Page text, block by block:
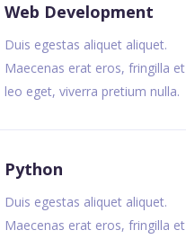
Web Development
Duis egestas aliquet aliquet.
Maecenas erat eros, fringilla et
leo eget, viverra pretium nulla.
Python
Duis egestas aliquet aliquet.
Maecenas erat eros, fringilla et